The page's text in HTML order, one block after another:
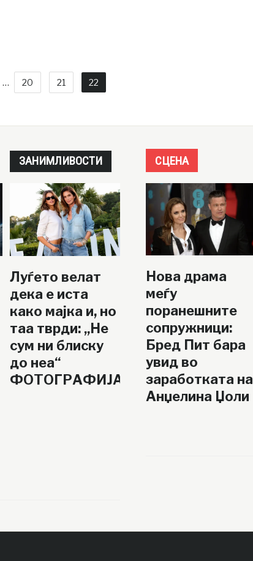
… 20 21 22
ЗАНИМЛИВОСТИ
Луѓето велат
дека е иста
како мајка и, но
таа тврди: „Не
сум ни блиску
до неа“
ФОТОГРАФИЈА
СЦЕНА
Нова драма
меѓу
поранешните
сопружници:
Бред Пит бара
увид во
заработката на
Анџелина Џоли